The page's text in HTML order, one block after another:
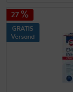
27
GRATIS
Versand